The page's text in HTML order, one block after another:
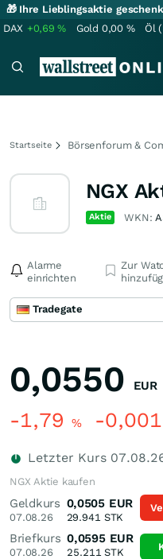
🎁 Ihre Lieblingsaktie
DAX +0,69% Gold 0,00 % Öl
Startseite Börsenforum &
NGX
Aktie WKN:
Alarme
einrichten
Zur
Tradegate
0,0550 EUR
-1,79 % -
Letzter Kurs
NGX Aktie kaufen
Geldkurs
07.08.26
0,0505 EUR
29.941 STK
Briefkurs
07.08.26
0,0595 EUR
25.211 STK